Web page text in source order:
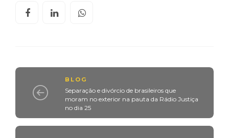
BLOG
Separação e divórcio de brasileiros que
moram no exterior na pauta da Rádio Justiça
no dia 25